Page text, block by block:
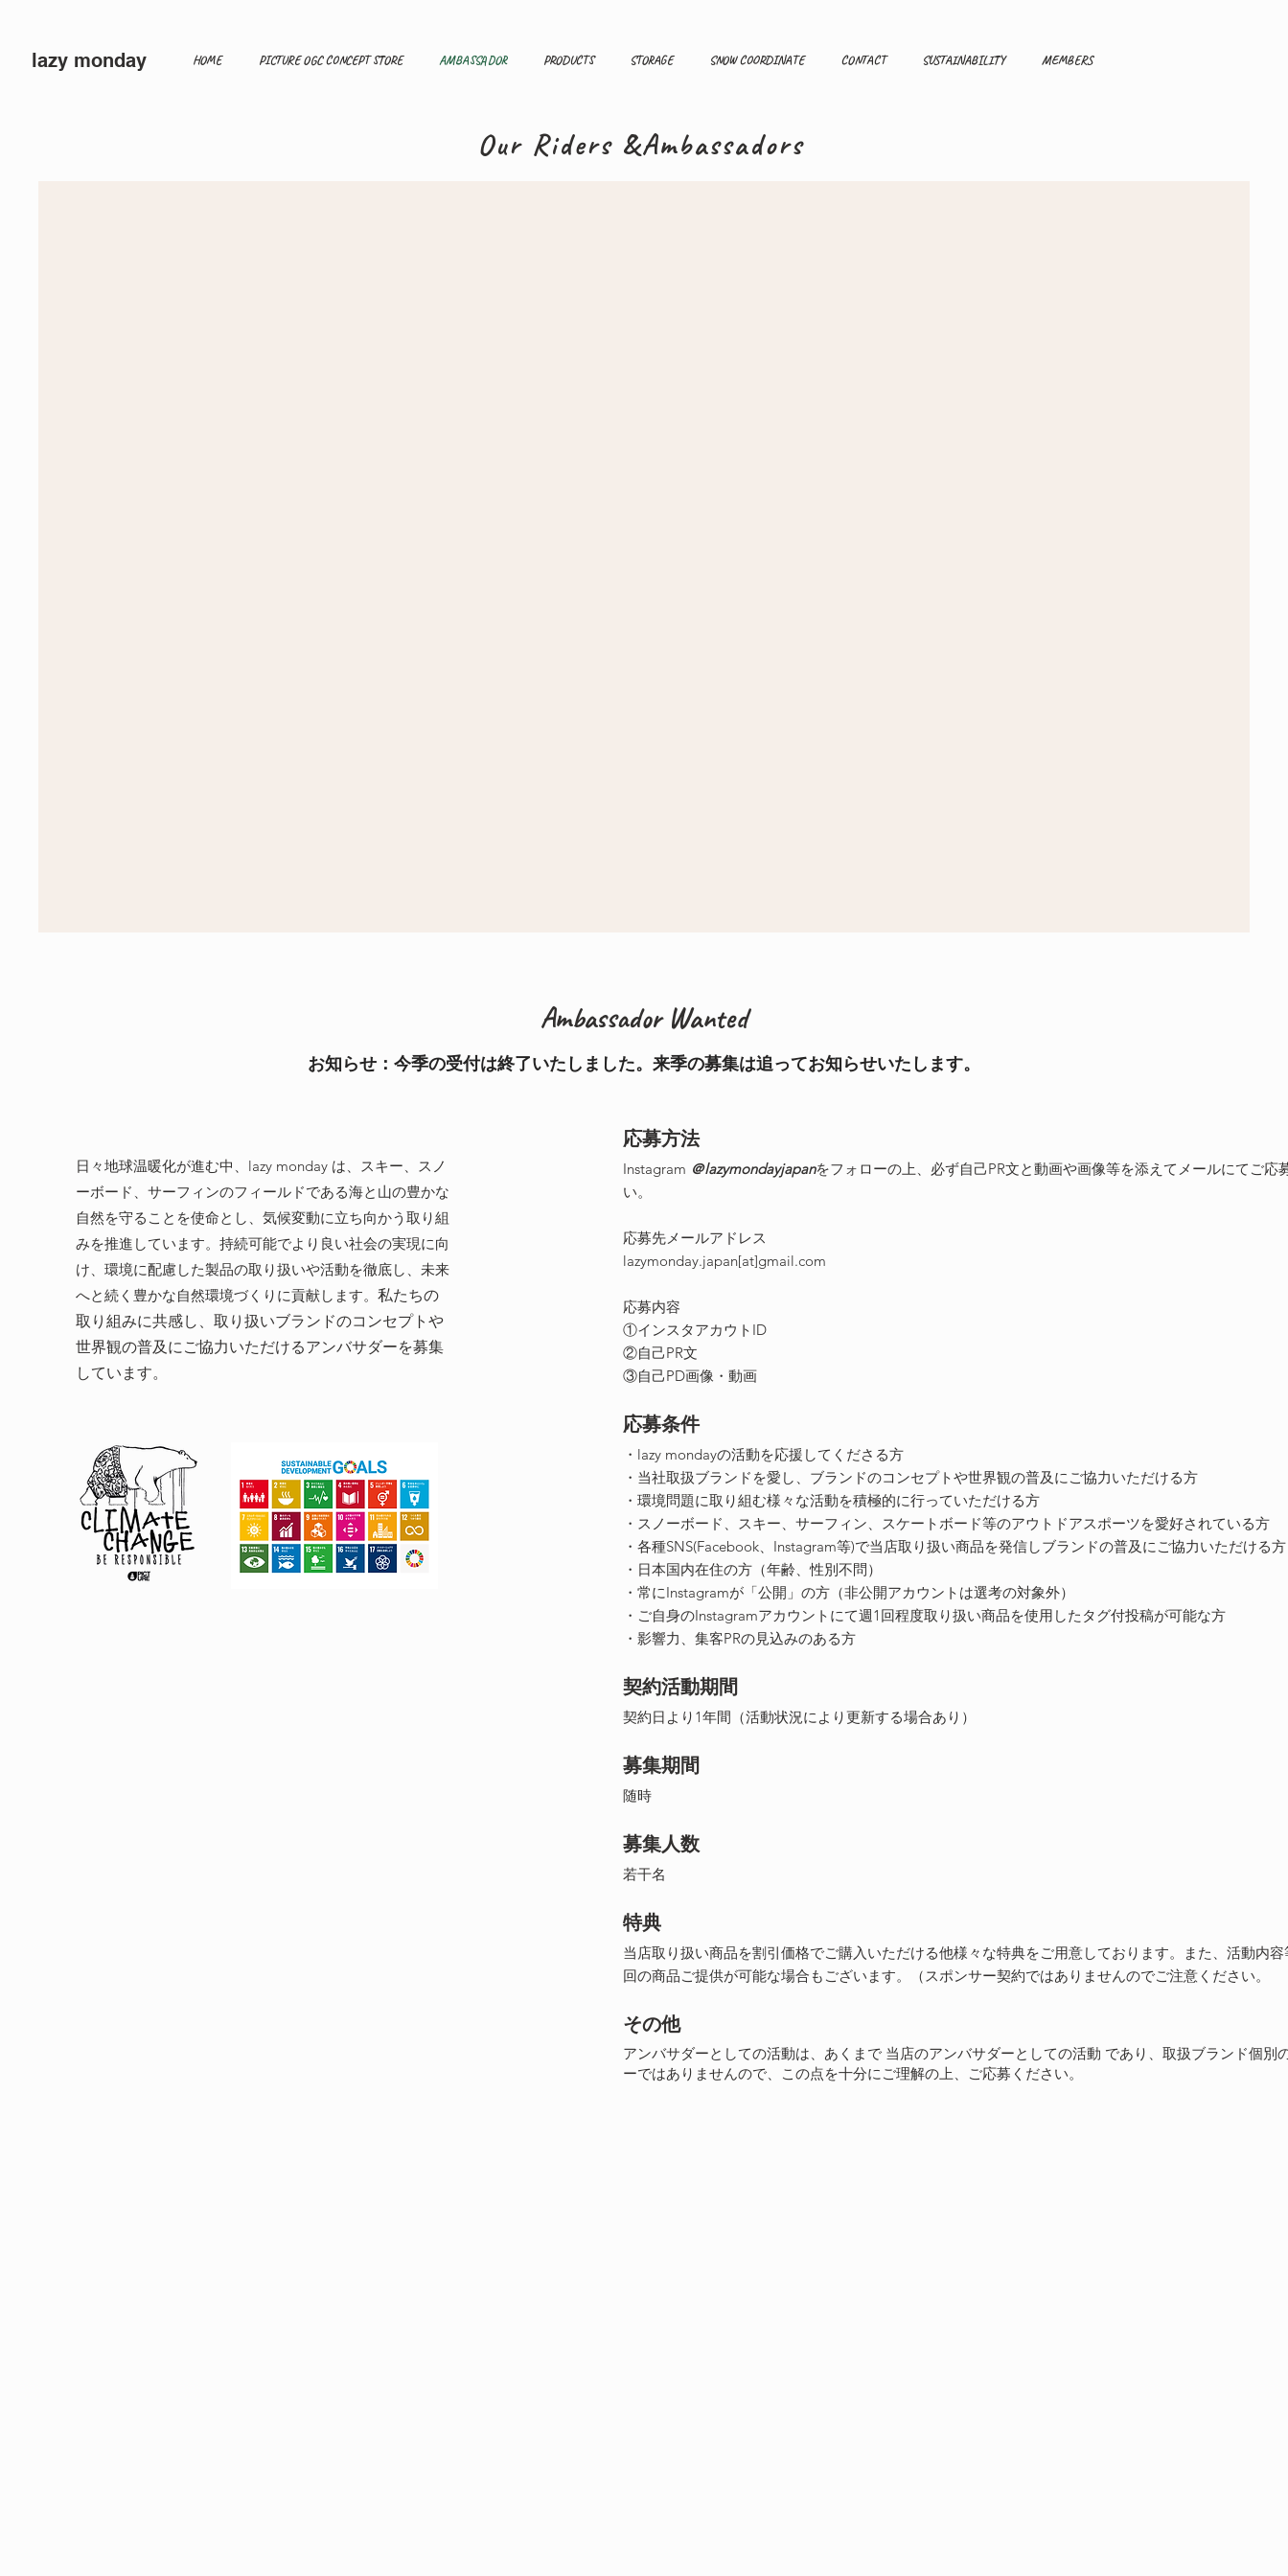
lazy monday HOME PICTURE OGC CONCEPT STORE AMBASSADOR PRODUCTS STORAGE SNOW COORDINATE CONTACT SUSTAINABILITY MEMBERS
Our Riders &Ambassadors
Ambassador Wanted
お知らせ：今季の受付は終了いたしました。来季の募集は追ってお知らせいたします。
日々地球温暖化が進む中、lazy monday は、スキー、スノ
ーボード、サーフィンのフィールドである海と山の豊かな
自然を守ることを使命とし、気候変動に立ち向かう取り組
みを推進しています。 持続可能でより良い社会の実現に向
け、環境に配慮した製品の取り扱いや活動を徹底し、未来
へと続く豊かな自然環境づくりに貢献します。 私たちの
取り組みに共感し、取り扱いブランドのコンセプトや
世界観の普及にご協力いただけるアンバサダーを募集
しています。
応募方法
Instagram ＠lazymondayjapanをフォローの上、必ず自己PR文と動画や画像等を添えて メールにてご応
い。
応募先メールアドレス
lazymonday.japan[at]gmail.com
応募内容
①インスタアカウトID
②自己PR文
③自己PD画像・動画
​応募条件
・lazy mondayの活動を応援してくださる方
​・当社取扱ブランドを愛し、ブランドのコンセプトや世界観の普及にご協力いただける方
・環境問題に取り組む様々な活動を積極的に行っていただける方
・スノーボード、スキー、サーフィン、スケートボード等のアウトドアスポーツを愛好されている方
・各種SNS(Facebook、Instagram等)で当店取り扱い商品を発信しブランドの普及にご協力いただける方
・日本国内在住の方（年齢、性別不問）
・常にInstagramが「公開」の方（非公開アカウントは選考の対象外）
・ご自身のInstagramアカウントにて週1回程度取り扱い商品を使用したタグ付投稿が可能な方
・影響力、集客PRの見込みのある方
​契約活動期間
契約日より1年間（活動状況により更新する場合あり）
募集期間
随時
募集人数
若干名
特典
当店取り扱い商品を割引価格でご購入いただける他様々な特典をご用意しております。また、活動内
回の商品ご提供が可能な場合もございます。（スポンサー契約ではありませんのでご注意ください。​​
その他
アンバサダーとしての活動は、あくまで 当店のアンバサダーとしての活動 であり、取扱ブランド個別
ーではありませんので、この点を十分にご理解の上、ご応募ください。